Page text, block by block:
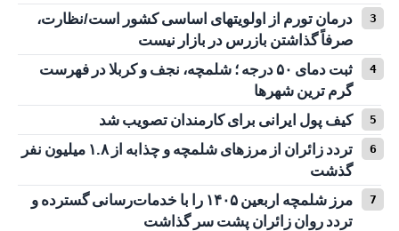
درمان تورم از اولویتهای اساسی کشور است/نظارت،
صرفاً گذاشتن بازرس در بازار نیست
ثبت دمای ۵۰ درجه ؛ شلمچه، نجف و کربلا در فهرست
گرم ترین شهرها
کیف پول ایرانی برای کارمندان تصویب شد
تردد زائران از مرزهای شلمچه و چذابه از ۱.۸ میلیون نفر
گذشت
مرز شلمچه اربعین ۱۴۰۵ را با خدمات‌رسانی گسترده و
تردد روان زائران پشت سر گذاشت